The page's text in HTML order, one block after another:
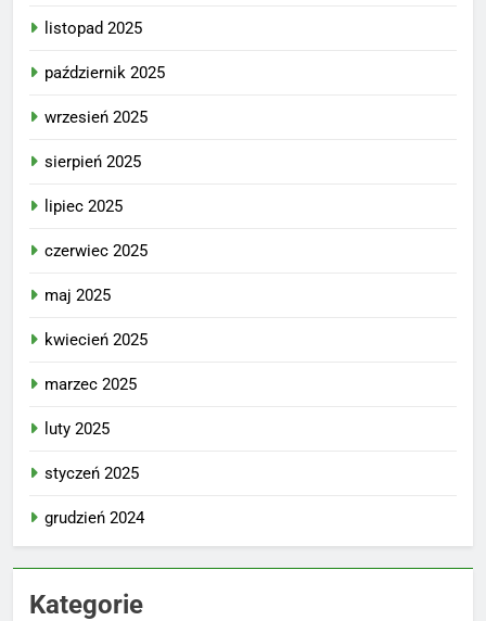
listopad 2025
październik 2025
wrzesień 2025
sierpień 2025
lipiec 2025
czerwiec 2025
maj 2025
kwiecień 2025
marzec 2025
luty 2025
styczeń 2025
grudzień 2024
Kategorie